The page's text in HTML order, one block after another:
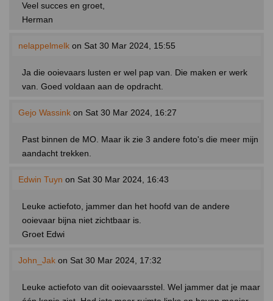
Veel succes en groet,
Herman
nelappelmelk on Sat 30 Mar 2024, 15:55
Ja die ooievaars lusten er wel pap van. Die maken er werk
van. Goed voldaan aan de opdracht.
Gejo Wassink on Sat 30 Mar 2024, 16:27
Past binnen de MO. Maar ik zie 3 andere foto's die meer mijn
aandacht trekken.
Edwin Tuyn on Sat 30 Mar 2024, 16:43
Leuke actiefoto, jammer dan het hoofd van de andere
ooievaar bijna niet zichtbaar is.
Groet Edwi
John_Jak on Sat 30 Mar 2024, 17:32
Leuke actiefoto van dit ooievaarsstel. Wel jammer dat je maar